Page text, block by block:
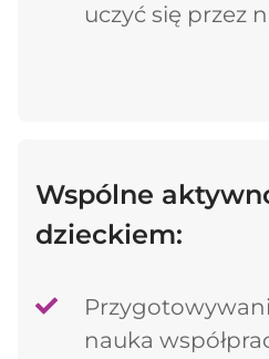
uczyć się przez
Wspólne
dzieckiem:
nauka